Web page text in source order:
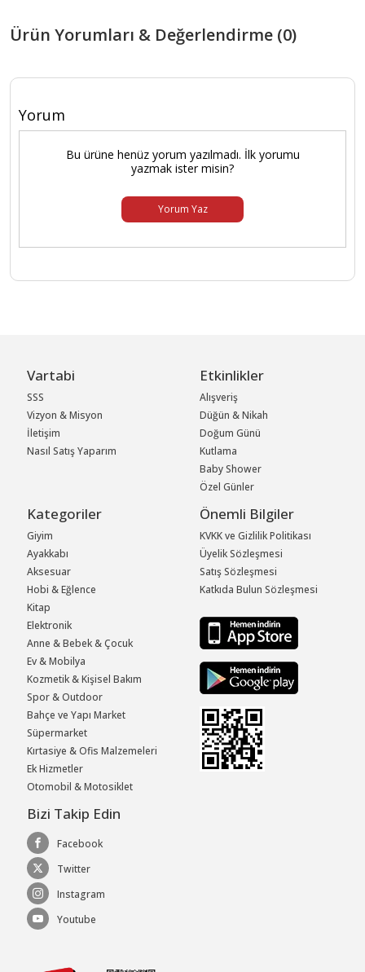
Ürün Yorumları & Değerlendirme (0)
Yorum
Bu ürüne henüz yorum yazılmadı. İlk yorumu
yazmak ister misin?
Yorum Yaz
Vartabi
SSS
Vizyon & Misyon
İletişim
Nasıl Satış Yaparım
Etkinlikler
Alışveriş
Düğün & Nikah
Doğum Günü
Kutlama
Baby Shower
Özel Günler
Kategoriler
Giyim
Ayakkabı
Aksesuar
Hobi & Eğlence
Kitap
Elektronik
Anne & Bebek & Çocuk
Ev & Mobilya
Kozmetik & Kişisel Bakım
Spor & Outdoor
Bahçe ve Yapı Market
Süpermarket
Kırtasiye & Ofis Malzemeleri
Ek Hizmetler
Otomobil & Motosiklet
Önemli Bilgiler
KVKK ve Gizlilik Politikası
Üyelik Sözleşmesi
Satış Sözleşmesi
Katkıda Bulun Sözleşmesi
Bizi Takip Edin
Facebook
Twitter
Instagram
Youtube